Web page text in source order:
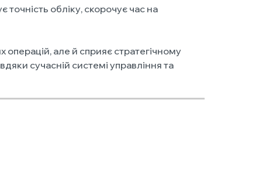
обліку, скорочує час на
але й сприяє стратегічному
сучасній системі управління та